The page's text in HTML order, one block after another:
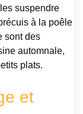
suspendre
à la poêle
sont des
automnale,
plats.
et